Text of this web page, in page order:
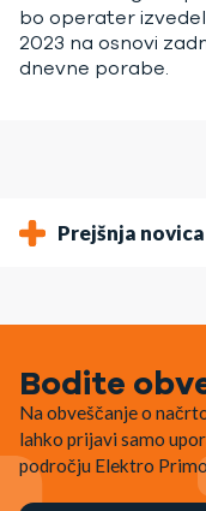
bo operater
2023 na osnovi
dnevne porabe.
Prejšnja novica
Bodite
Na obveščanje o
lahko prijavi samo
področju Elektro